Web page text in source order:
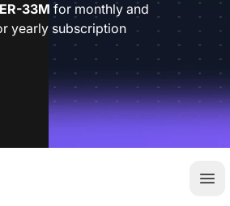
33M for monthly and
yearly subscription
メ